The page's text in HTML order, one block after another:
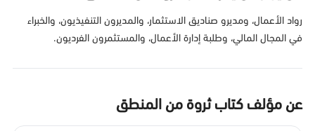
رواد الأعمال، ومديرو صناديق الاستثمار، والمديرون التنفيذيون، والخبراء
في المجال المالي، وطلبة إدارة الأعمال، والمستثمرون الفرديون.
عن مؤلف كتاب ثروة من المنطق